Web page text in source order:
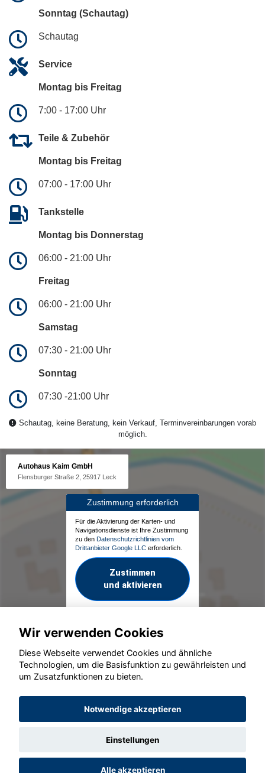
Sonntag (Schautag)
Schautag
Service
Montag bis Freitag
7:00 - 17:00 Uhr
Teile & Zubehör
Montag bis Freitag
07:00 - 17:00 Uhr
Tankstelle
Montag bis Donnerstag
06:00 - 21:00 Uhr
Freitag
06:00 - 21:00 Uhr
Samstag
07:30 - 21:00 Uhr
Sonntag
07:30 -21:00 Uhr
Schautag, keine Beratung, kein Verkauf, Terminvereinbarungen vorab
möglich.
Autohaus Kaim GmbH
Flensburger Straße 2, 25917 Leck
Zustimmung erforderlich
Für die Aktivierung der Karten- und
Navigationsdienste ist Ihre Zustimmung
zu den Datenschutzrichtlinien vom
Drittanbieter Google LLC erforderlich.
Zustimmen
und aktivieren
© konjunkturmotor.de GmbH 2020 - 2026
Wir verwenden Cookies
Diese Webseite verwendet Cookies und ähnliche
Technologien, um die Basisfunktion zu gewährleisten und
um Zusatzfunktionen zu bieten.
Notwendige akzeptieren
Einstellungen
Alle akzeptieren